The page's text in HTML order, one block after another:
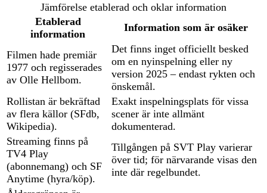
Jämförelse etablerad och oklar information
Etablerad
information
Information som är osäker
Filmen hade premiär
1977 och regisserades
av Olle Hellbom.
Det finns inget officiellt besked
om en nyinspelning eller ny
version 2025 – endast rykten och
önskemål.
Rollistan är bekräftad
av flera källor (SFdb,
Wikipedia).
Exakt inspelningsplats för vissa
scener är inte allmänt
dokumenterad.
Streaming finns på
TV4 Play
(abonnemang) och SF
Anytime (hyra/köp).
Tillgången på SVT Play varierar
över tid; för närvarande visas den
inte där regelbundet.